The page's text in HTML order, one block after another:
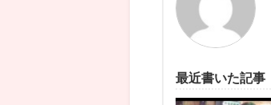
最近書いた記事